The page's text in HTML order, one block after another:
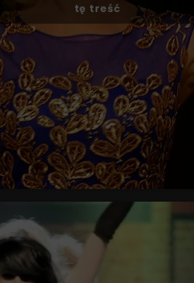
tę treść